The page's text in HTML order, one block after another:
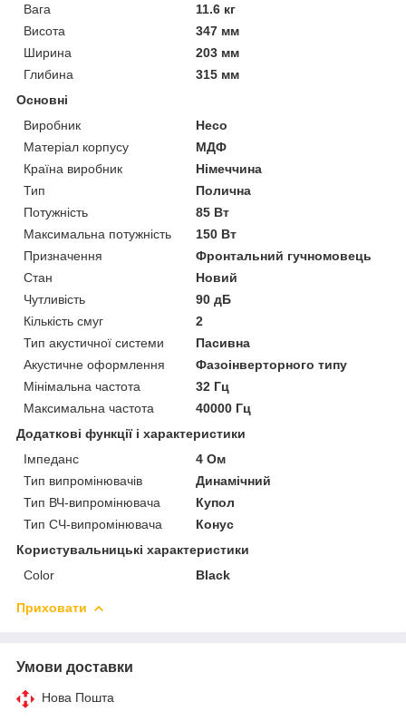
Вага
11.6 кг
Висота
347 мм
Ширина
203 мм
Глибина
315 мм
Основні
Виробник
Heco
Матеріал корпусу
МДФ
Країна виробник
Німеччина
Тип
Полична
Потужність
85 Вт
Максимальна потужність
150 Вт
Призначення
Фронтальний гучномовець
Стан
Новий
Чутливість
90 дБ
Кількість смуг
2
Тип акустичної системи
Пасивна
Акустичне оформлення
Фазоінверторного типу
Мінімальна частота
32 Гц
Максимальна частота
40000 Гц
Додаткові функції і характеристики
Імпеданс
4 Ом
Тип випромінювачів
Динамічний
Тип ВЧ-випромінювача
Купол
Тип СЧ-випромінювача
Конус
Користувальницькі характеристики
Color
Black
Приховати
Умови доставки
Нова Пошта